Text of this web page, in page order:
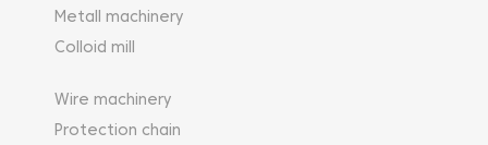
Metall machinery
Colloid mill
Wire machinery
Protection chain